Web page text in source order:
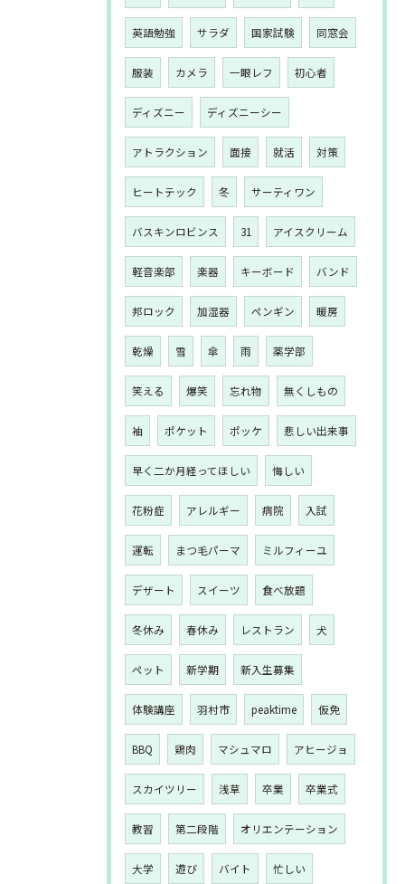
英語勉強 サラダ 国家試験 同窓会
服装 カメラ 一眼レフ 初心者
ディズニー ディズニーシー
アトラクション 面接 就活 対策
ヒートテック 冬 サーティワン
バスキンロビンス 31 アイスクリーム
軽音楽部 楽器 キーボード バンド
邦ロック 加湿器 ペンギン 暖房
乾燥 雪 傘 雨 薬学部
笑える 爆笑 忘れ物 無くしもの
袖 ポケット ポッケ 悲しい出来事
早く二か月経ってほしい 悔しい
花粉症 アレルギー 病院 入試
運転 まつ毛パーマ ミルフィーユ
デザート スイーツ 食べ放題
冬休み 春休み レストラン 犬
ペット 新学期 新入生募集
体験講座 羽村市 peaktime 仮免
BBQ 鶏肉 マシュマロ アヒージョ
スカイツリー 浅草 卒業 卒業式
教習 第二段階 オリエンテーション
大学 遊び バイト 忙しい